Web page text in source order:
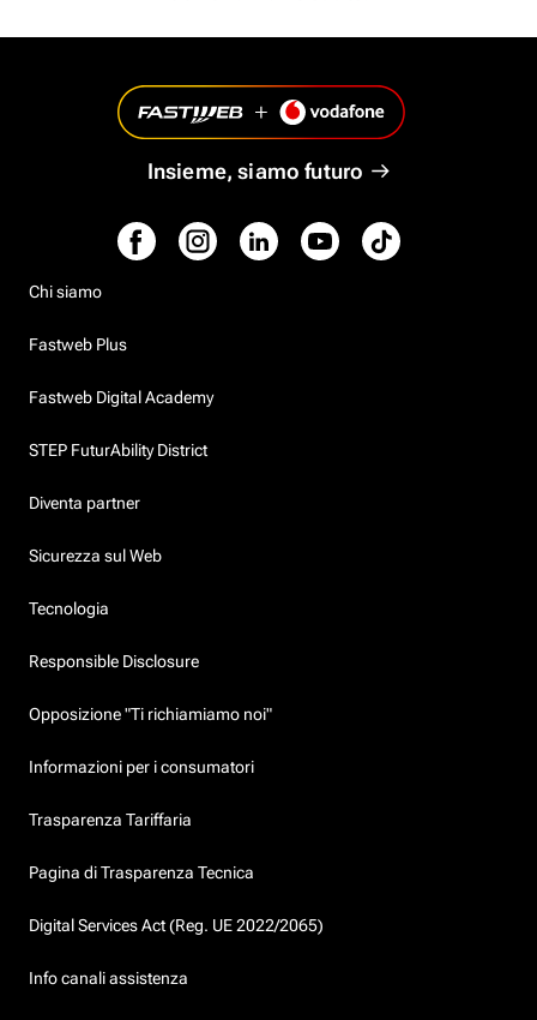
Insieme, siamo futuro
Chi siamo
Fastweb Plus
Fastweb Digital Academy
STEP FuturAbility District
Diventa partner
Sicurezza sul Web
Tecnologia
Responsible Disclosure
Opposizione "Ti richiamiamo noi"
Informazioni per i consumatori
Trasparenza Tariffaria
Pagina di Trasparenza Tecnica
Digital Services Act (Reg. UE 2022/2065)
Info canali assistenza